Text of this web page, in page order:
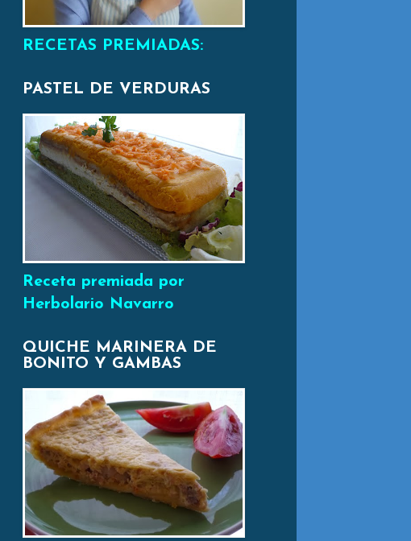
RECETAS PREMIADAS:
PASTEL DE VERDURAS
Receta premiada por
Herbolario Navarro
QUICHE MARINERA DE
BONITO Y GAMBAS